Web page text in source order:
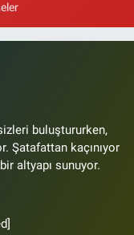
yaya girişi karşısı,
buluştururken,
Şatafattan kaçınıyor
altyapı sunuyor.